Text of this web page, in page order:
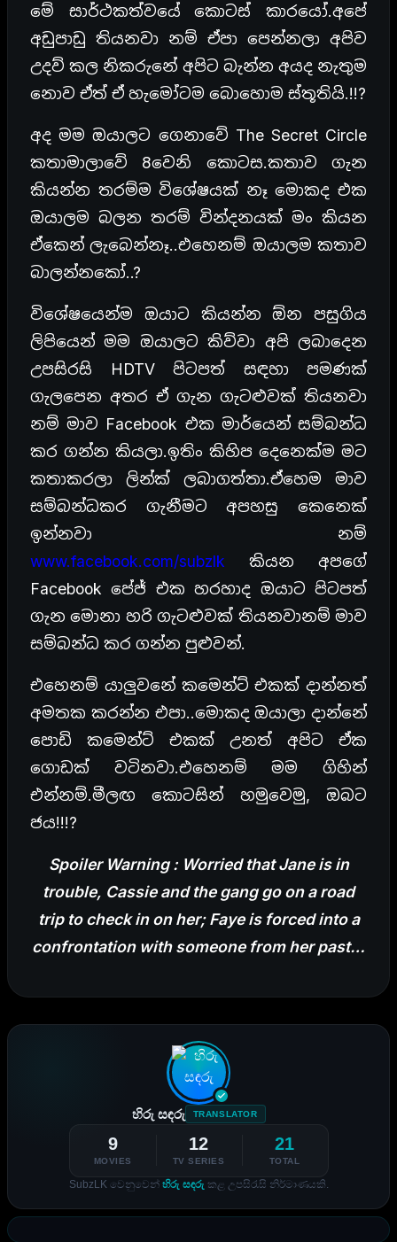
මේ සාර්ථකත්වයේ කොටස් කාරයෝ.අපේ
අඩුපාඩු තියනවා නම් ඒපා පෙන්නලා අපිව
උදව් කල නිකරුනේ අපිට බැන්න අයද නැතුම
නොව ඒත් ඒ හැමෝටම බොහොම ස්තූතියි.!!?
අද මම ඔයාලට ගෙනාවේ The Secret Circle
කතාමාලාවේ 8වෙනි කොටස.කතාව ගැන
කියන්න තරම්ම විශේෂයක් නෑ මොකද එක
ඔයාලම බලන තරම් වින්දනයක් මං කියන
ඒකෙන් ලැබෙන්නෑ..එහෙනම් ඔයාලම කතාව
බාලන්නකෝ..?
විශේෂයෙන්ම ඔයාට කියන්න ඕන පසුගිය
ලිපියෙන් මම ඔයාලට කිව්වා අපි ලබාදෙන
උපසිරසි HDTV පිටපත් සඳහා පමණක්
ගැලපෙන අතර ඒ ගැන ගැටළුවක් තියනවා
නම් මාව Facebook එක මාර්යෙන් සම්බන්ධ
කර ගන්න කියලා.ඉතිං කිහිප දෙනෙක්ම මට
කතාකරලා ලින්ක් ලබාගත්තා.ඒහෙම මාව
සම්බන්ධකර ගැනීමට අපහසු කෙනෙක්
ඉන්නවා නම්
www.facebook.com/subzlk කියන අපගේ
Facebook පේජ් එක හරහාද ඔයාට පිටපත්
ගැන මොනා හරි ගැටළුවක් තියනවානම් මාව
සම්බන්ධ කර ගන්න පුළුවන්.
එහෙනම් යාලුවනේ කමෙන්ට් එකක් දාන්නත්
අමතක කරන්න එපා..මොකද ඔයාලා දාන්නේ
පොඩි කමෙන්ට් එකක් උනත් අපිට ඒක
ගොඩක් වටිනවා.එහෙනම් මම ගිහින්
එන්නම්.මීලඟ කොටසින් හමුවෙමු, ඔබට
ජය!!!?
Spoiler Warning : Worried that Jane is in
trouble, Cassie and the gang go on a road
trip to check in on her; Faye is forced into a
confrontation with someone from her past…
හිරු සඳරු TRANSLATOR
9
MOVIES
12
TV SERIES
21
TOTAL
SubzLK වෙනුවෙන් හිරු සඳරු කළ උපසිරැසි නිර්මාණයකි.